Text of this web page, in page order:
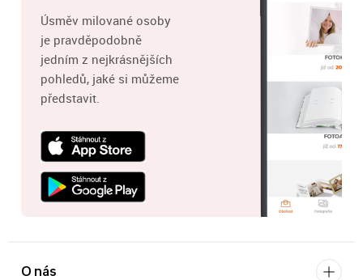
Úsměv milované osoby
je pravděpodobně
jedním z nejkrásnějších
pohledů, jaké si můžeme
představit.
O nás